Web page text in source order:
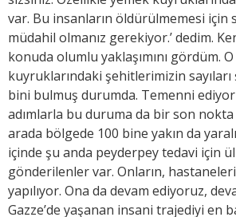
var. Bu insanların öldürülmemesi için
müdahil olmanız gerekiyor.’ dedim.
konuda olumlu yaklaşımını gördüm.
kuyruklarındaki şehitlerimizin
bini bulmuş durumda. Temenni
adımlarla bu duruma da bir son
arada bölgede 100 bine yakın da
içinde şu anda peyderpey tedavi için
gönderilenler var. Onların,
yapılıyor. Ona da devam ediyoruz,
Gazze’de yaşanan insani trajediyi en